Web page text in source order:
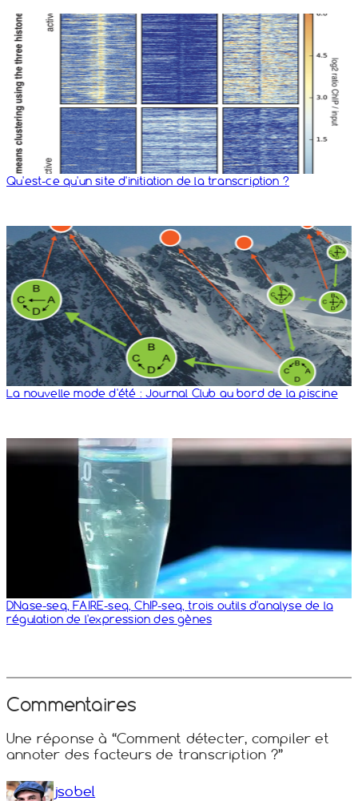
Qu'est-ce qu'un site d'initiation de la transcription ?
La nouvelle mode d'été : Journal Club au bord de la piscine
DNase-​seq, FAIRE-​seq, ChIP-​seq, trois outils d'analyse de la
régulation de l'expression des gènes
Commentaires
Une réponse à “Comment détecter, compiler et
annoter des facteurs de transcription ?”
jsobel